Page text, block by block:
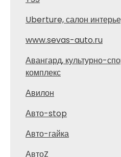
Uberture, салон
www.sevas-auto.ru
Авангард, культурно-
комплекс
Авилон
Авто-stop
Авто-гайка
АвтоZ